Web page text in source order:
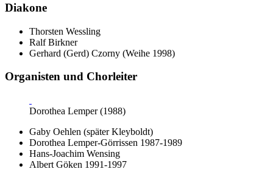
Diakone
Thorsten Wessling
Ralf Birkner
Gerhard (Gerd) Czorny (Weihe 1998)
Organisten und Chorleiter
Dorothea Lemper (1988)
Gaby Oehlen (später Kleyboldt)
Dorothea Lemper-Görrissen 1987-1989
Hans-Joachim Wensing
Albert Göken 1991-1997